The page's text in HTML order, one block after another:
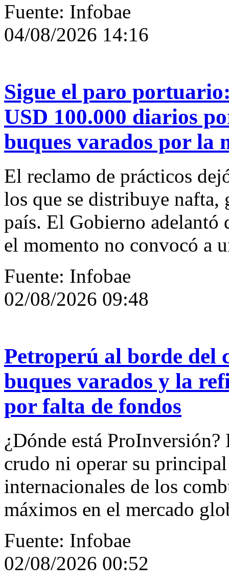
Fuente: Infobae
04/08/2026 14:16
Sigue el paro
USD 100.000 diarios
buques varados por la
El reclamo de prácticos
los que se distribuye
país. El Gobierno adelantó
el momento no convocó a
Fuente: Infobae
02/08/2026 09:48
Petroperú al borde del
buques varados y la
por falta de fondos
¿Dónde está ProInversión?
crudo ni operar su
internacionales de los
máximos en el mercado
Fuente: Infobae
02/08/2026 00:52